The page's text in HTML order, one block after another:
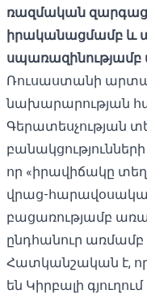
ռազմական
իրականացմամբ և
Ռուսաստանի
նախարարության
Գերատեսչության
որ «իրավիճակը
վրաց-
բացառությամբ
ընդհանուր առմամբ
Հատկանշական է, որ
են Կիրբալի